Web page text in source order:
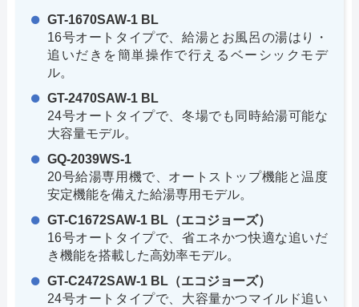
GT-1670SAW-1 BL
16号オートタイプで、給湯とお風呂の湯はり・
追いだきを簡単操作で行えるベーシックモデ
ル。
GT-2470SAW-1 BL
24号オートタイプで、冬場でも同時給湯可能な
大容量モデル。
GQ-2039WS-1
20号給湯専用機で、オートストップ機能と温度
安定機能を備えた給湯専用モデル。
GT-C1672SAW-1 BL（エコジョーズ）
16号オートタイプで、省エネかつ快適な追いだ
き機能を搭載した高効率モデル。
GT-C2472SAW-1 BL（エコジョーズ）
24号オートタイプで、大容量かつマイルド追い